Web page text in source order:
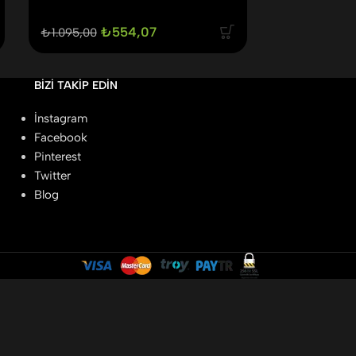
₺1.095,00 ₺554,07
BIZI TAKIP EDIN
İnstagram
Facebook
Pinterest
Twitter
Blog